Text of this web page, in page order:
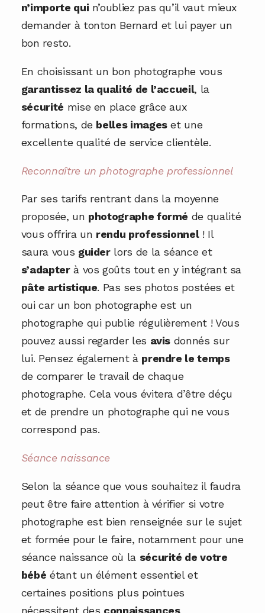
n’importe qui n’oubliez pas qu’il vaut mieux
demander à tonton Bernard et lui payer un
bon resto.
En choisissant un bon photographe vous
garantissez la qualité de l’accueil, la
sécurité mise en place grâce aux
formations, de belles imageset une
excellente qualité de service clientèle.
Reconnaître un photographe professionnel
Par ses tarifs rentrant dans la moyenne
proposée, un photographe formé de qualité
vous offrira un rendu professionnel! Il
saura vous guiderlors de la séance et
s’adapterà vos goûts tout en y intégrant sa
pâte artistique. Pas ses photos postées et
oui car un bon photographe est un
photographe qui publie régulièrement ! Vous
pouvez aussi regarder les avis donnés sur
lui. Pensez également à prendre le temps
de comparer le travail de chaque
photographe. Cela vous évitera d’être déçu
et de prendre un photographe qui ne vous
correspond pas.
Séance naissance
Selon la séance que vous souhaitez il faudra
peut être faire attention à vérifier si votre
photographe est bien renseignée sur le sujet
et formée pour le faire, notamment pour une
séance naissance où la sécurité de votre
bébé étant un élément essentiel et
certaines positions plus pointues
nécessitent des connaissances